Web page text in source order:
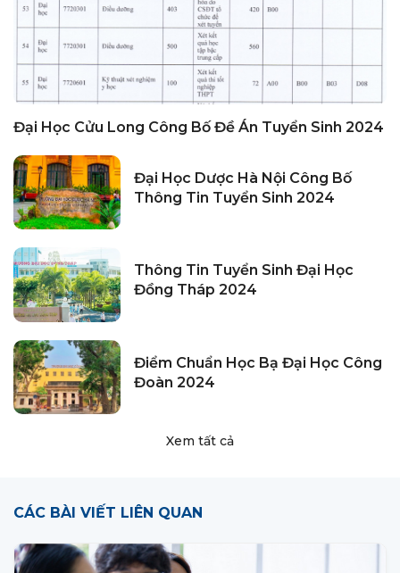
Đại Học Cửu Long Công Bố Đề Án Tuyển Sinh 2024
Đại Học Dược Hà Nội Công Bố
Thông Tin Tuyển Sinh 2024
Thông Tin Tuyển Sinh Đại Học
Đồng Tháp 2024
Điểm Chuẩn Học Bạ Đại Học Công
Đoàn 2024
Xem tất cả
CÁC BÀI VIẾT LIÊN QUAN